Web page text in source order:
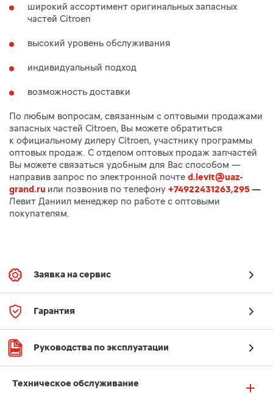
широкий ассортимент оригинальных запасных
частей Citroen
высокий уровень обслуживания
индивидуальный подход
возможность доставки
По любым вопросам, связанным с оптовыми продажами
запасных частей Citroen, Вы можете обратиться
к официальному дилеру Citroen, участнику программы
оптовых продаж. С отделом оптовых продаж запчастей
Вы можете связаться удобным для Вас способом —
направив запрос по электронной почте d.levit@uaz-
grand.ru или позвонив по телефону +74922431263,295 —
Левит Даниил менеджер по работе с оптовыми
покупателям.
Заявка на сервис
Гарантия
Руководства по эксплуатации
Техническое обслуживание